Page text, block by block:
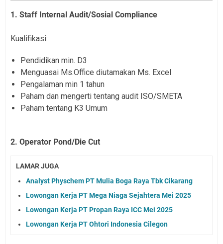
1. Staff Internal Audit/Sosial Compliance
Kualifikasi:
Pendidikan min. D3
Menguasai Ms.Office diutamakan Ms. Excel
Pengalaman min 1 tahun
Paham dan mengerti tentang audit ISO/SMETA
Paham tentang K3 Umum
2. Operator Pond/Die Cut
LAMAR JUGA
Analyst Physchem PT Mulia Boga Raya Tbk Cikarang
Lowongan Kerja PT Mega Niaga Sejahtera Mei 2025
Lowongan Kerja PT Propan Raya ICC Mei 2025
Lowongan Kerja PT Ohtori Indonesia Cilegon